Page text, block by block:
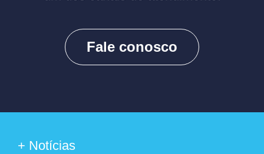
Fale conosco
+ Notícias